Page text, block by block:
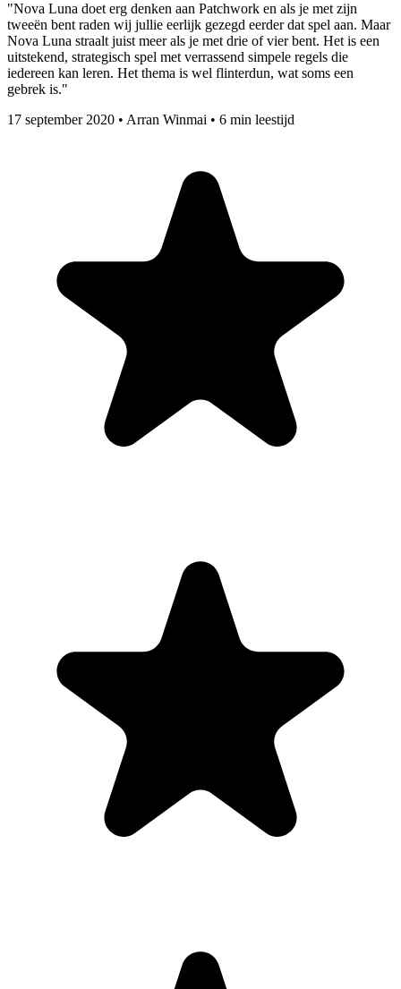
"Nova Luna doet erg denken aan Patchwork en als je met zijn
tweeën bent raden wij jullie eerlijk gezegd eerder dat spel aan. Maar
Nova Luna straalt juist meer als je met drie of vier bent. Het is een
uitstekend, strategisch spel met verrassend simpele regels die
iedereen kan leren. Het thema is wel flinterdun, wat soms een
gebrek is."
17 september 2020 • Arran Winmai • 6 min leestijd